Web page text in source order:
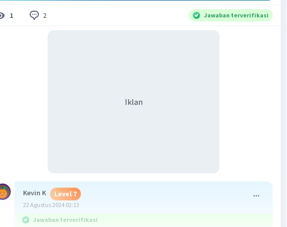
1 2 Jawaban terverifikasi
Iklan
Kevin K Level 7
22 Agustus 2024 02:13
Jawaban terverifikasi